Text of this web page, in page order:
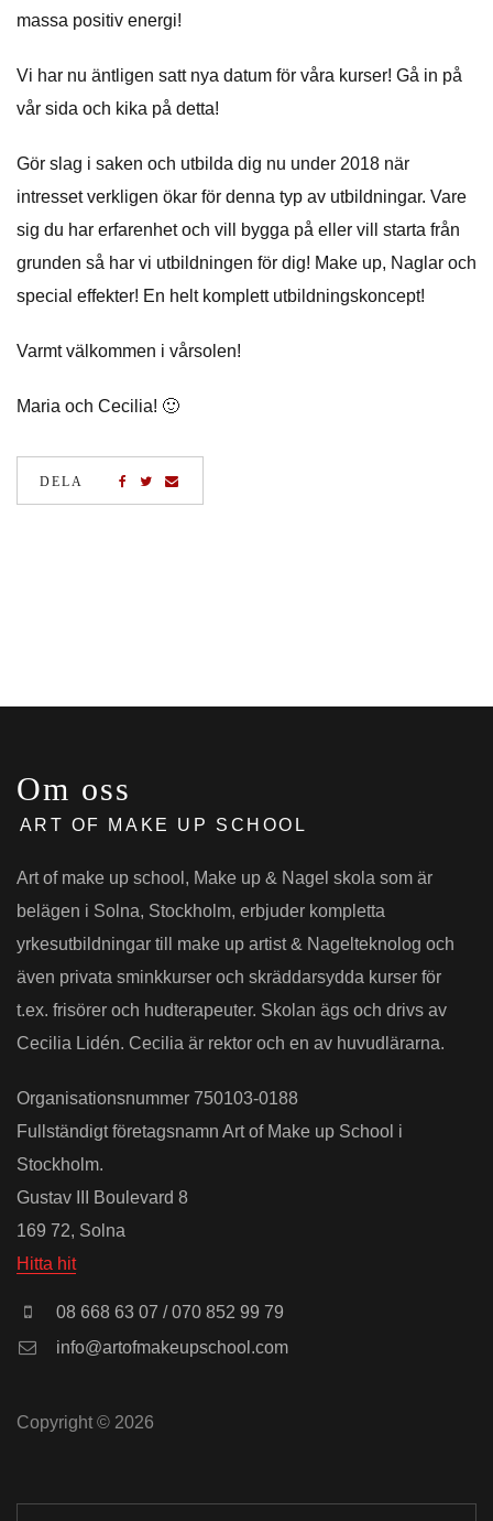
massa positiv energi!
Vi har nu äntligen satt nya datum för våra kurser! Gå in på
vår sida och kika på detta!
Gör slag i saken och utbilda dig nu under 2018 när
intresset verkligen ökar för denna typ av utbildningar. Vare
sig du har erfarenhet och vill bygga på eller vill starta från
grunden så har vi utbildningen för dig! Make up, Naglar och
special effekter! En helt komplett utbildningskoncept!
Varmt välkommen i vårsolen!
Maria och Cecilia! 🙂
DELA
Om oss
ART OF MAKE UP SCHOOL
Art of make up school, Make up & Nagel skola som är
belägen i Solna, Stockholm, erbjuder kompletta
yrkesutbildningar till make up artist & Nagelteknolog och
även privata sminkkurser och skräddarsydda kurser för
t.ex. frisörer och hudterapeuter. Skolan ägs och drivs av
Cecilia Lidén. Cecilia är rektor och en av huvudlärarna.
Organisationsnummer 750103-0188
Fullständigt företagsnamn Art of Make up School i
Stockholm.
Gustav III Boulevard 8
169 72, Solna
Hitta hit
08 668 63 07 / 070 852 99 79
info@artofmakeupschool.com
Copyright © 2026